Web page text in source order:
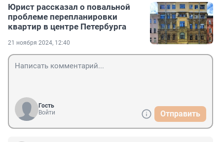
Юрист рассказал о повальной
проблеме перепланировки
квартир в центре Петербурга
21 ноября 2024, 12:40
Гость
Войти
Отправить